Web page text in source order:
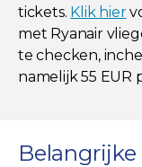
tickets. Klik hier
met Ryanair
te checken,
namelijk 55 EUR